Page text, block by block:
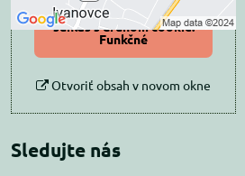
Povoliť a zapamätať -
súhlas s druhom cookie:
Funkčné
Otvoriť obsah v novom okne
Sledujte nás